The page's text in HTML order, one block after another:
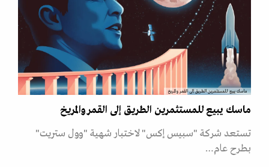
ماسك يبيع للمستثمرين الطريق إلى القمر والمريخ
ماسك يبيع للمستثمرين الطريق إلى القمر والمريخ
تستعد شركة "سبيس إكس" لاختبار شهية "وول ستريت"
بطرح عام…